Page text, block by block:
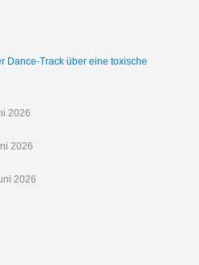
Dance-Track über eine toxische
2026
2026
2026